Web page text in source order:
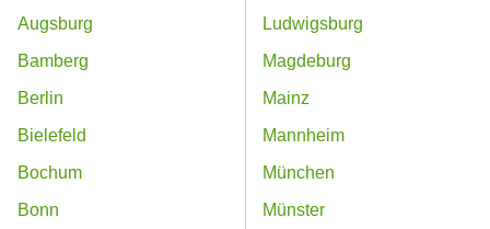
Augsburg
Bamberg
Berlin
Bielefeld
Bochum
Bonn
Ludwigsburg
Magdeburg
Mainz
Mannheim
München
Münster